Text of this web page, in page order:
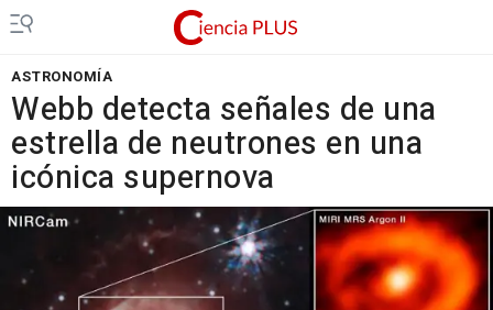
ASTRONOMÍA
Webb detecta señales de una
estrella de neutrones en una
icónica supernova